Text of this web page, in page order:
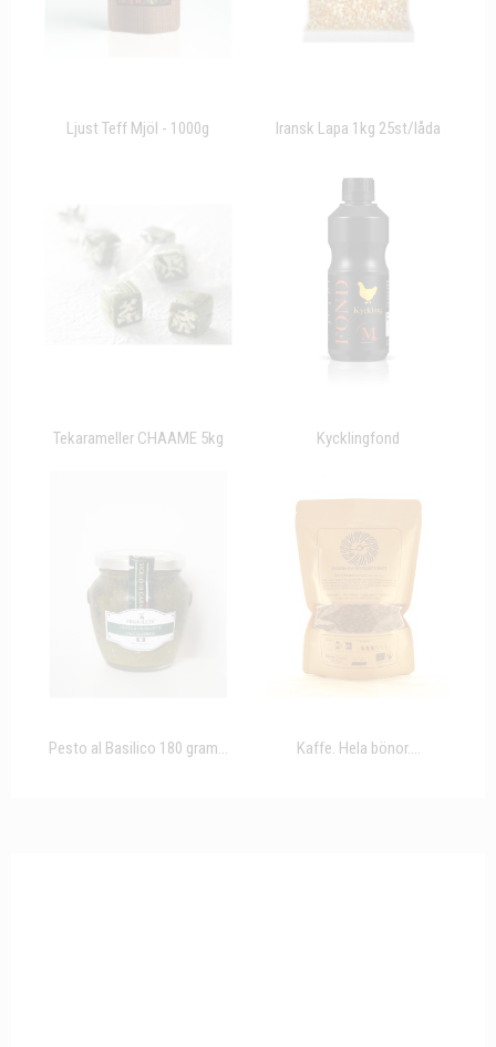
Ljust Teff Mjöl - 1000g Iransk Lapa 1kg 25st/låda
Tekarameller CHAAME 5kg Kycklingfond
Pesto al Basilico 180 gram... Kaffe. Hela bönor....